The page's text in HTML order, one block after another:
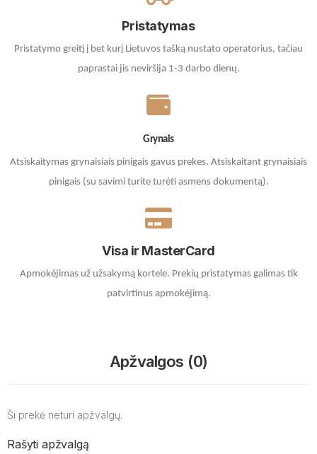
Pristatymas
Pristatymo greitį į bet kurį Lietuvos tašką nustato operatorius, tačiau
paprastai jis neviršija 1-3 darbo dienų.
Grynais
Atsiskaitymas grynaisiais pinigais gavus prekes. Atsiskaitant grynaisiais
pinigais (su savimi turite turėti asmens dokumentą).
Visa ir MasterCard
Apmokėjimas už užsakymą kortele. Prekių pristatymas galimas tik
patvirtinus apmokėjimą.
Apžvalgos (0)
Ši prekė neturi apžvalgų.
Rašyti apžvalgą